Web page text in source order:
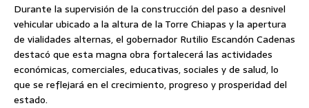
Durante la supervisión de la construcción del paso a desnivel
vehicular ubicado a la altura de la Torre Chiapas y la apertura
de vialidades alternas, el gobernador Rutilio Escandón Cadenas
destacó que esta magna obra fortalecerá las actividades
económicas, comerciales, educativas, sociales y de salud, lo
que se reflejará en el crecimiento, progreso y prosperidad del
estado.